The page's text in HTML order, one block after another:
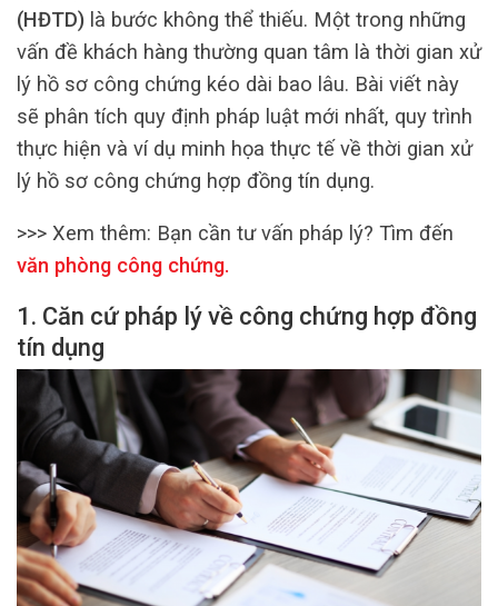
(HĐTD) là bước không thể thiếu. Một trong những
vấn đề khách hàng thường quan tâm là thời gian xử
lý hồ sơ công chứng kéo dài bao lâu. Bài viết này
sẽ phân tích quy định pháp luật mới nhất, quy trình
thực hiện và ví dụ minh họa thực tế về thời gian xử
lý hồ sơ công chứng hợp đồng tín dụng.
>>> Xem thêm: Bạn cần tư vấn pháp lý? Tìm đến
văn phòng công chứng.
1. Căn cứ pháp lý về công chứng hợp đồng
tín dụng